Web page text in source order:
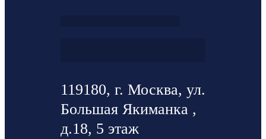
119180, г. Москва, ул.
Большая Якиманка ,
д.18, 5 этаж